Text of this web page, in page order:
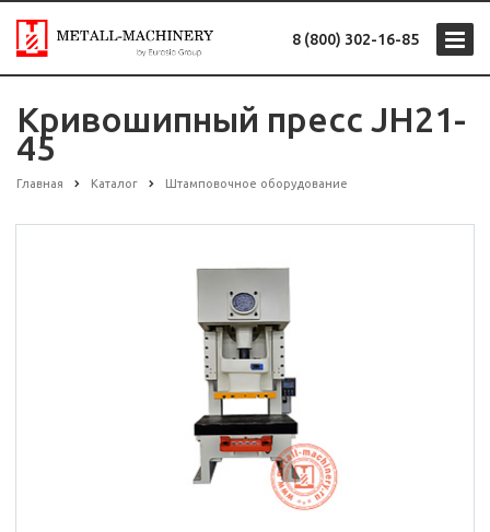
8 (800) 302-16-85
Кривошипный пресс JH21-
45
Главная Каталог Штамповочное оборудование